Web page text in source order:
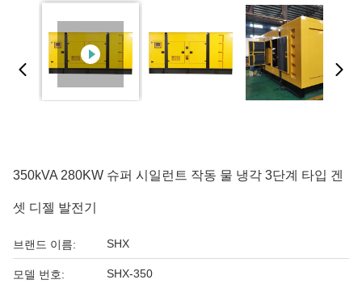
350kVA 280KW 슈퍼 시일런트 작동 물 냉각 3단계 타입 겐
셋 디젤 발전기
브랜드 이름: SHX
모델 번호: SHX-350